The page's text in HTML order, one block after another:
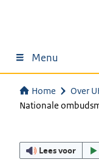
Menu
Home
Over
Nationale
Lees voor